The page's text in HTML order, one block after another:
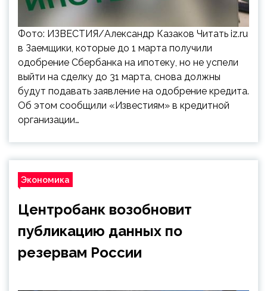
Фото: ИЗВЕСТИЯ/Александр Казаков Читать iz.ru
в Заемщики, которые до 1 марта получили
одобрение Сбербанка на ипотеку, но не успели
выйти на сделку до 31 марта, снова должны
будут подавать заявление на одобрение кредита.
Об этом сообщили «Известиям» в кредитной
организации…
Экономика
Центробанк возобновит
публикацию данных по
резервам России